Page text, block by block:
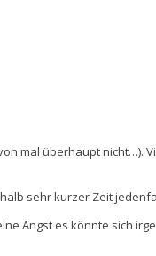
mal überhaupt
sehr kurzer Zeit
Angst es könnte sich